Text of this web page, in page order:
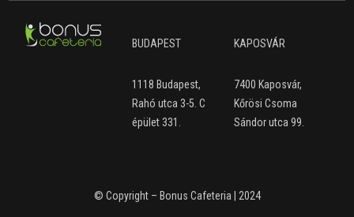
BUDAPEST
1118 Budapest,
Rahó utca 3-5. C
épület 331.
KAPOSVÁR
7400 Kaposvár,
Kőrösi Csoma
Sándor utca 99.
© Copyright – Bonus Cafeteria | 2024